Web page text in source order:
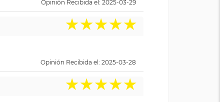
Opinión Recibida el: 2025-03-29
★★★★★
Opinión Recibida el: 2025-03-28
★★★★★